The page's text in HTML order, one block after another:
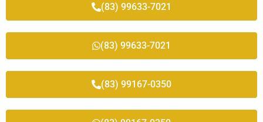
(83) 99633-7021
(83) 99633-7021
(83) 99167-0350